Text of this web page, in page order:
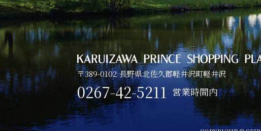
〒389-0102 長野県北佐久郡軽井沢町軽井沢
0267-42-5211 営業時間内